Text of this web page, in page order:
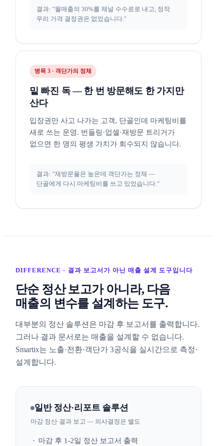
결과: "월매출의 30%를 채널 수수료로 내고, 정작
우리 가격 결정권은 없었습니다."
병목 3 · 객단가의 정체
밑 빠진 독 — 한 번 방문해도 한 가지만
산다
입장권만 사고 나가는 고객, 단골인데 마케팅비를
새로 쓰는 운영. 번들링·업셀·재방문 트리거가
없으면 한 명의 평생 가치가 회수되지 않습니다.
결과: "재방문율은 높은데 객단가는 정체 —
단골에게 다시 마케팅비를 쓰고 있었습니다."
DIFFERENCE · 결과 보고서가 아닌 매출 설계 도구입니다
단순 정산 보고가 아니라, 다음
매출의 변수를 설계하는 도구.
대부분의 정산 솔루션은 마감 후 보고서를 출력합니다.
그러나 결과 문서로는 매출을 설계할 수 없습니다.
Smartix는 노출·전환·객단가 3공식을 실시간으로 측정·
설계합니다.
일반 정산·리포트 솔루션
마감 정산·결과 보고 — 의사결정은 별도
마감 후 1-2일 정산 보고서 출력